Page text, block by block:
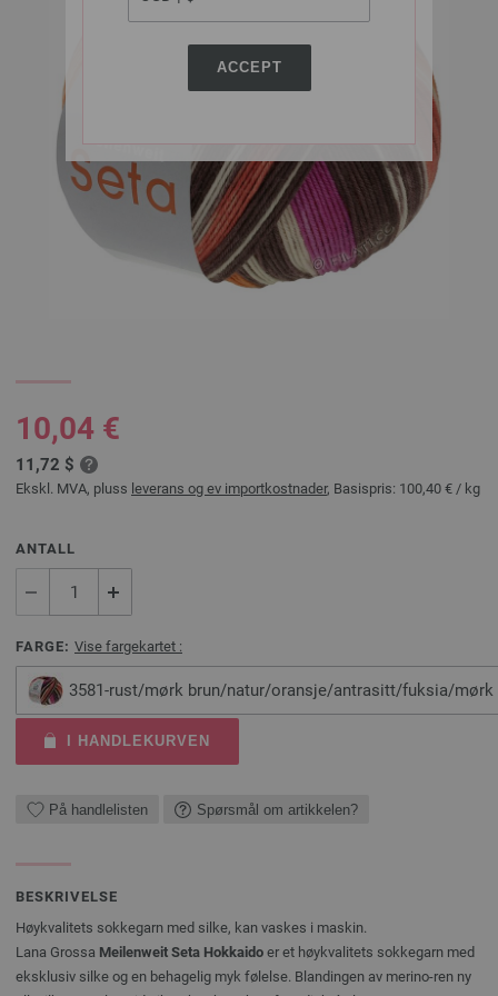
ACCEPT
10,04 €
11,72 $
Ekskl. MVA, pluss leverans og ev importkostnader, Basispris: 100,40 € / kg
ANTALL
FARGE: Vise fargekartet :
3581-rust/mørk brun/natur/oransje/antrasitt/fuksia/mørk
I HANDLEKURVEN
På handlelisten Spørsmål om artikkelen?
BESKRIVELSE
Høykvalitets sokkegarn med silke, kan vaskes i maskin.
Lana Grossa Meilenweit Seta Hokkaido er et høykvalitets sokkegarn med
eksklusiv silke og en behagelig myk følelse. Blandingen av merino-ren ny